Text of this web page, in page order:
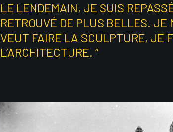
LE LENDEMAIN, JE SUIS
RETROUVÉ DE PLUS BELLES.
VEUT FAIRE LA SCULPTURE, JE
L’ARCHITECTURE. ”